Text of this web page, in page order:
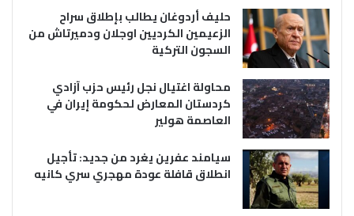
حليف أردوغان يطالب بإطلاق سراح
الزعيمين الكرديين اوجلان ودميرتاش من
السجون التركية
محاولة اغتيال نجل رئيس حزب آزادي
كردستان المعارض لحكومة إيران في
العاصمة هولير
سيامند عفرين يغرد من جديد: تأجيل
انطلاق قافلة عودة مهجري سري كانيه